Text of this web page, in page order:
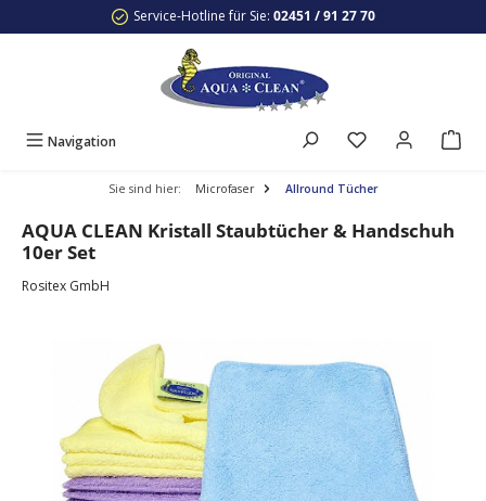
Zum Hauptinhalt springenService-Hotline für Sie: 02451 / 91 27 70
Navigation
Sie sind hier: Microfaser Allround Tücher
AQUA CLEAN Kristall Staubtücher & Handschuh
10er Set
Rositex GmbH
Bildergalerie überspringen